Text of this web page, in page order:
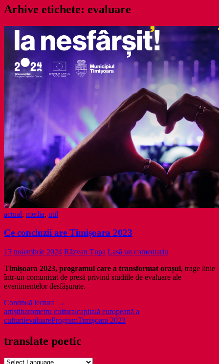
Arhive etichete: evaluare
actual, media, util
Ce concluzii are Timișoara 2023
13 noiembrie 2024 Răzvan Țupa Lasă un comentariu
Timișoara 2023, programul care a transformat orașul, trage linie
într-un comunicat de presă privind studiile de evaluare ale
evenimentelor desfășurate.
Continuă lectura Ce
concluzii
are
2023
→
artiștibarometru culturalcapitală europeană a
culturiievaluareProgramTimișoara 2023
translate poetic